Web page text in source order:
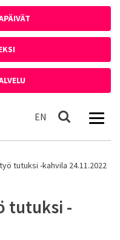
EN In English
Haku
tutuksi -kahvila 24.11.2022
tutuksi -